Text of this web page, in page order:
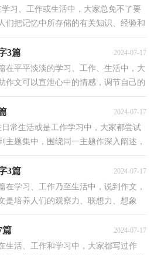
习、工作或生活中，大家总免不了要
们把记忆中所存储的有关知识、经验和
3篇 2024-07-17
在平平淡淡的学习、工作、生活中，大
作文可以宣泄心中的情感，调节自己的
2024-07-17
常生活或是工作学习中，大家都尝试
主题集中，围绕同一主题作深入阐述，
3篇 2024-07-17
在学习、工作乃至生活中，说到作文，
是培养人们的观察力、联想力、想象
篇 2024-07-17
生活、工作和学习中，大家都写过作